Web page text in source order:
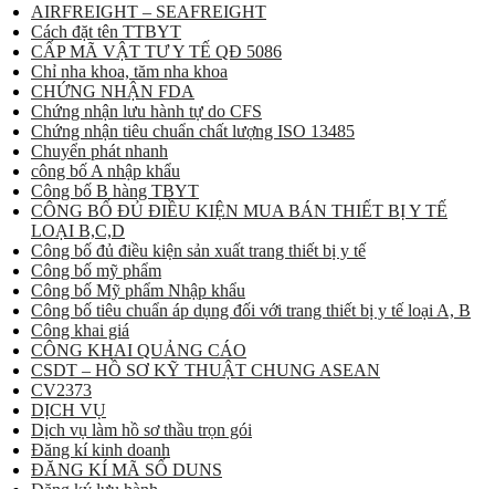
AIRFREIGHT – SEAFREIGHT
Cách đặt tên TTBYT
CẤP MÃ VẬT TƯ Y TẾ QĐ 5086
Chỉ nha khoa, tăm nha khoa
CHỨNG NHẬN FDA
Chứng nhận lưu hành tự do CFS
Chứng nhận tiêu chuẩn chất lượng ISO 13485
Chuyển phát nhanh
công bố A nhập khẩu
Công bố B hàng TBYT
CÔNG BỐ ĐỦ ĐIỀU KIỆN MUA BÁN THIẾT BỊ Y TẾ
LOẠI B,C,D
Công bố đủ điều kiện sản xuất trang thiết bị y tế
Công bố mỹ phẩm
Công bố Mỹ phẩm Nhập khẩu
Công bố tiêu chuẩn áp dụng đối với trang thiết bị y tế loại A, B
Công khai giá
CÔNG KHAI QUẢNG CÁO
CSDT – HỒ SƠ KỸ THUẬT CHUNG ASEAN
CV2373
DỊCH VỤ
Dịch vụ làm hồ sơ thầu trọn gói
Đăng kí kinh doanh
ĐĂNG KÍ MÃ SỐ DUNS